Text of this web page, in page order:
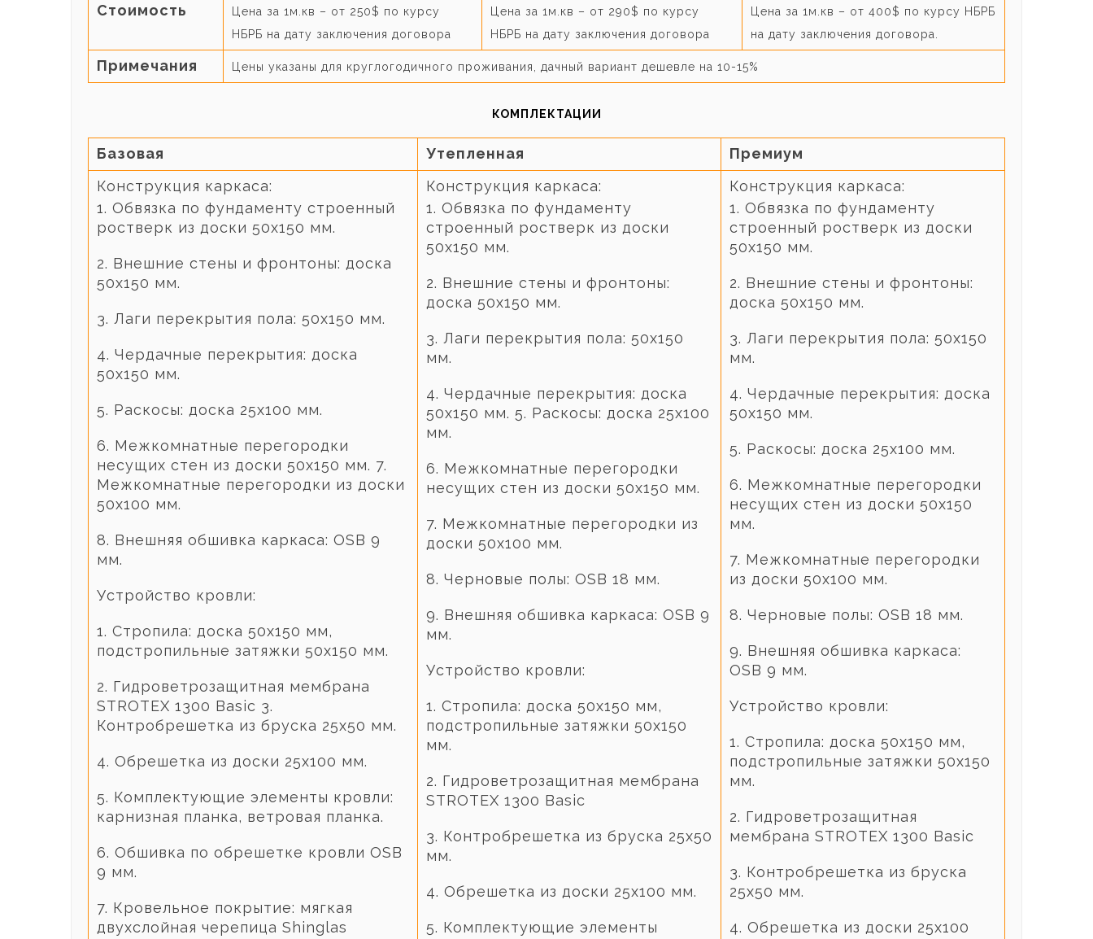
Стоимость
Цена за 1м.кв – от 250$ по курсу
НБРБ на дату заключения договора
Цена за 1м.кв – от 290$ по курсу
НБРБ на дату заключения договора
Цена за 1м.кв – от 400$ по курсу НБРБ
на дату заключения договора.
Примечания Цены указаны для круглогодичного проживания, дачный вариант дешевле на 10-15%
КОМПЛЕКТАЦИИ
Базовая Утепленная
Премиум
Конструкция каркаса:
1. Обвязка по фундаменту строенный
ростверк из доски 50х150 мм.
2. Внешние стены и фронтоны: доска
50х150 мм.
3. Лаги перекрытия пола: 50х150 мм.
4. Чердачные перекрытия: доска
50х150 мм.
5. Раскосы: доска 25х100 мм.
6. Межкомнатные перегородки
несущих стен из доски 50х150 мм. 7.
Межкомнатные перегородки из доски
50х100 мм.
8. Внешняя обшивка каркаса: OSB 9
мм.
Устройство кровли:
1. Стропила: доска 50х150 мм,
подстропильные затяжки 50х150 мм.
2. Гидроветрозащитная мембрана
STROTEX 1300 Basic 3.
Контробрешетка из бруска 25х50 мм.
4. Обрешетка из доски 25х100 мм.
5. Комплектующие элементы кровли:
карнизная планка, ветровая планка.
6. Обшивка по обрешетке кровли OSB
9 мм.
7. Кровельное покрытие: мягкая
двухслойная черепица Shinglas
Конструкция каркаса:
1. Обвязка по фундаменту
строенный ростверк из доски
50х150 мм.
2. Внешние стены и фронтоны:
доска 50х150 мм.
3. Лаги перекрытия пола: 50х150
мм.
4. Чердачные перекрытия: доска
50х150 мм. 5. Раскосы: доска 25х100
мм.
6. Межкомнатные перегородки
несущих стен из доски 50х150 мм.
7. Межкомнатные перегородки из
доски 50х100 мм.
8. Черновые полы: OSB 18 мм.
9. Внешняя обшивка каркаса: OSB 9
мм.
Устройство кровли:
1. Стропила: доска 50х150 мм,
подстропильные затяжки 50х150
мм.
2. Гидроветрозащитная мембрана
STROTEX 1300 Basic
3. Контробрешетка из бруска 25х50
мм.
4. Обрешетка из доски 25х100 мм.
5. Комплектующие элементы
Конструкция каркаса:
1. Обвязка по фундаменту
строенный ростверк из доски
50х150 мм.
2. Внешние стены и фронтоны:
доска 50х150 мм.
3. Лаги перекрытия пола: 50х150
мм.
4. Чердачные перекрытия: доска
50х150 мм.
5. Раскосы: доска 25х100 мм.
6. Межкомнатные перегородки
несущих стен из доски 50х150
мм.
7. Межкомнатные перегородки
из доски 50х100 мм.
8. Черновые полы: OSB 18 мм.
9. Внешняя обшивка каркаса:
OSB 9 мм.
Устройство кровли:
1. Стропила: доска 50х150 мм,
подстропильные затяжки 50х150
мм.
2. Гидроветрозащитная
мембрана STROTEX 1300 Basic
3. Контробрешетка из бруска
25х50 мм.
4. Обрешетка из доски 25х100